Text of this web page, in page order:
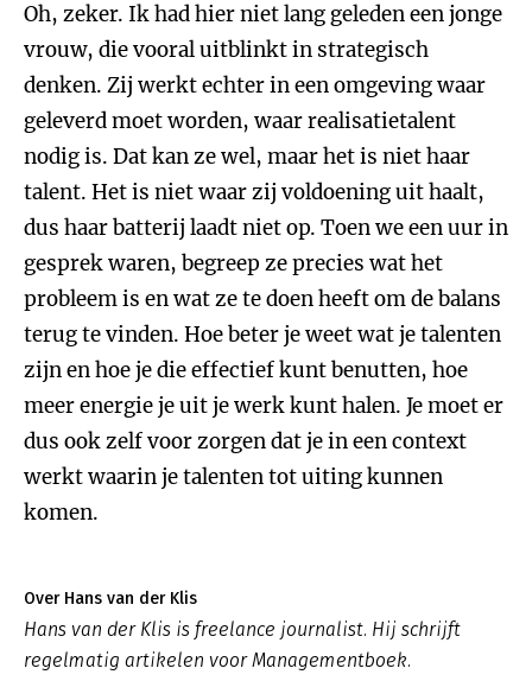
Oh, zeker. Ik had hier niet lang geleden een jonge
vrouw, die vooral uitblinkt in strategisch
denken. Zij werkt echter in een omgeving waar
geleverd moet worden, waar realisatietalent
nodig is. Dat kan ze wel, maar het is niet haar
talent. Het is niet waar zij voldoening uit haalt,
dus haar batterij laadt niet op. Toen we een uur in
gesprek waren, begreep ze precies wat het
probleem is en wat ze te doen heeft om de balans
terug te vinden. Hoe beter je weet wat je talenten
zijn en hoe je die effectief kunt benutten, hoe
meer energie je uit je werk kunt halen. Je moet er
dus ook zelf voor zorgen dat je in een context
werkt waarin je talenten tot uiting kunnen
komen.
Over Hans van der Klis
Hans van der Klis is freelance journalist. Hij schrijft
regelmatig artikelen voor Managementboek.